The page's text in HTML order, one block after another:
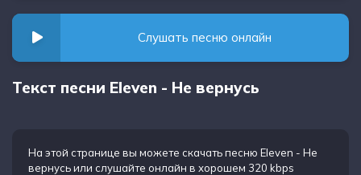
Слушать песню онлайн
Текст песни Eleven - Не вернусь
На этой странице вы можете скачать песню Eleven - Не
вернусьили слушайте онлайн в хорошем 320 kbps